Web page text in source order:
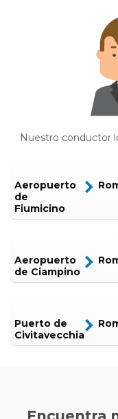
Nuestro conductor
Aeropuerto
de
Fiumicino
Aeropuerto
de Ciampino
Puerto de
Civitavecchia